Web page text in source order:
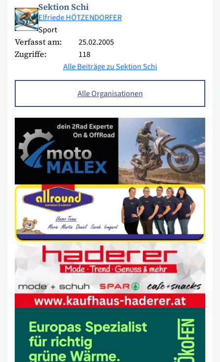
Sektion Schi
Elfriede HÖTZENDORFER
Sport
Verfasst am: 25.02.2005
Zugriffe:
118
Alle Beiträge zu Sektion Schi
Alle Organisationen